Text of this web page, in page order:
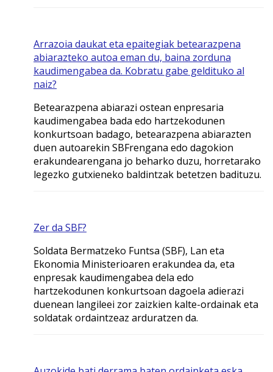
Arrazoia daukat eta epaitegiak betearazpena
abiarazteko autoa eman du, baina zorduna
kaudimengabea da. Kobratu gabe geldituko al
naiz?
Betearazpena abiarazi ostean enpresaria
kaudimengabea bada edo hartzekodunen
konkurtsoan badago, betearazpena abiarazten
duen autoarekin SBFrengana edo dagokion
erakundearengana jo beharko duzu, horretarako
legezko gutxieneko baldintzak betetzen badituzu.
Zer da SBF?
Soldata Bermatzeko Funtsa (SBF), Lan eta
Ekonomia Ministerioaren erakundea da, eta
enpresak kaudimengabea dela edo
hartzekodunen konkurtsoan dagoela adierazi
duenean langileei zor zaizkien kalte-ordainak eta
soldatak ordaintzeaz arduratzen da.